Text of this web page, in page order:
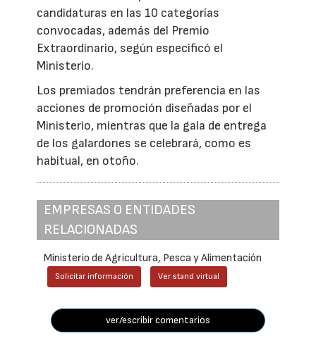
candidaturas en las 10 categorías
convocadas, además del Premio
Extraordinario, según especificó el
Ministerio.
Los premiados tendrán preferencia en las
acciones de promoción diseñadas por el
Ministerio, mientras que la gala de entrega
de los galardones se celebrará, como es
habitual, en otoño.
EMPRESAS O ENTIDADES
RELACIONADAS
Ministerio de Agricultura, Pesca y Alimentación
Solicitar información Ver stand virtual
ver/escribir comentarios